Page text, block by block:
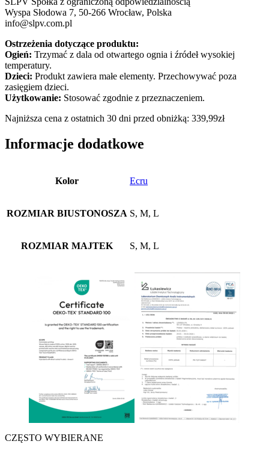
Wyspa Słodowa 7, 50-266 Wrocław, Polska
info@slpv.com.pl
Ostrzeżenia dotyczące produktu:
Ogień: Trzymać z dala od otwartego ognia i źródeł wysokiej
temperatury.
Dzieci: Produkt zawiera małe elementy. Przechowywać poza
zasięgiem dzieci.
Użytkowanie: Stosować zgodnie z przeznaczeniem.
Najniższa cena z ostatnich 30 dni przed obniżką: 339,99zł
Informacje dodatkowe
Kolor Ecru
ROZMIAR BIUSTONOSZA S, M, L
ROZMIAR MAJTEK S, M, L
CZĘSTO WYBIERANE